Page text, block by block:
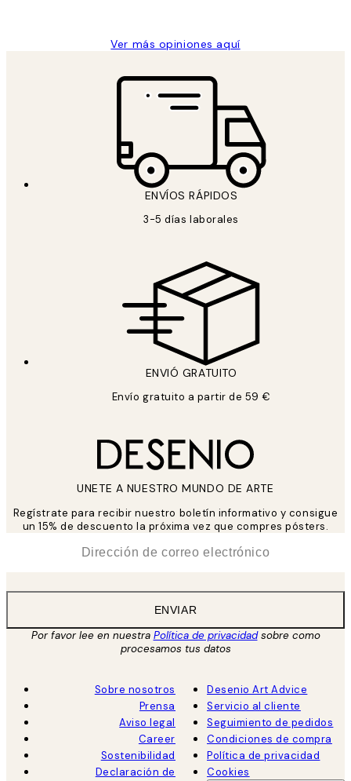
Ver más opiniones aquí
ENVÍOS RÁPIDOS
3-5 días laborales
ENVIÓ GRATUITO
Envío gratuito a partir de 59 €
UNETE A NUESTRO MUNDO DE ARTE
Regístrate para recibir nuestro boletín informativo y consigue
un 15% de descuento la próxima vez que compres pósters.
ENVIAR
Por favor lee en nuestra Política de privacidadsobre como
procesamos tus datos
Sobre nosotros
Prensa
Aviso legal
Career
Sostenibilidad
Declaración de
Desenio Art Advice
Servicio al cliente
Seguimiento de pedidos
Condiciones de compra
Política de privacidad
Cookies